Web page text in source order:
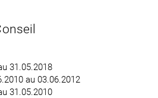
31.05.2018
au 03.06.2012
31.05.2010